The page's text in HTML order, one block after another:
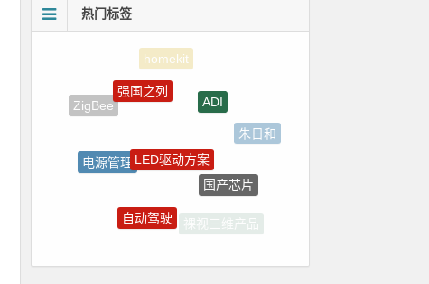
热门标签
ZigBee
朱日和
国产芯片
裸视三维产品
传感器信号